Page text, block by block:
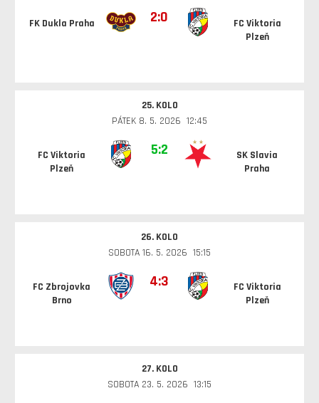
FK Dukla Praha 2:0
FC Viktoria
Plzeň
25. KOLO
PÁTEK 8. 5. 2026 12:45
FC Viktoria
Plzeň
5:2
SK Slavia
Praha
26. KOLO
SOBOTA 16. 5. 2026 15:15
FC Zbrojovka
Brno
4:3
FC Viktoria
Plzeň
27. KOLO
SOBOTA 23. 5. 2026 13:15